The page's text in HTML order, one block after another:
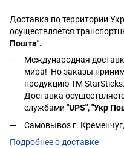
Доставка по территории
осуществляется
Пошта".
Международная
мира! Но заказы
продукцию ТМ StarSticks.
Доставка
службами "UPS", "Укр
Самовывоз г.
Подробнее о доставке